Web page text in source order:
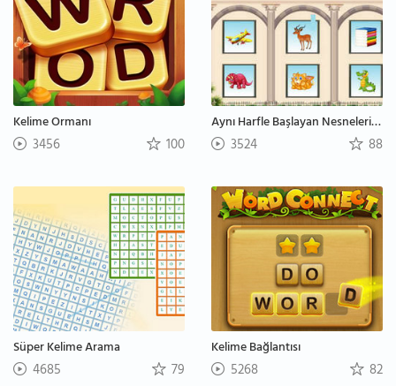
Kelime Ormanı
3456 100
Aynı Harfle Başlayan Nesneleri Bulma
3524 88
Süper Kelime Arama
4685 79
Kelime Bağlantısı
5268 82